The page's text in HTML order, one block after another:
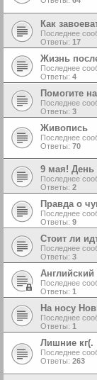
Как
Последнее
Ответы: 17
Жизнь
Последнее
Ответы: 4
Помогите
Последнее
Ответы: 3
Живопись
Последнее
Ответы: 70
9 мая!
Последнее
Ответы: 2
Правда о
Последнее
Ответы: 9
Стоит ли
Последнее
Ответы: 3
Последнее
Ответы: 1
На носу
Последнее
Ответы: 1
Лишние кг(.
Последнее
Ответы: 263